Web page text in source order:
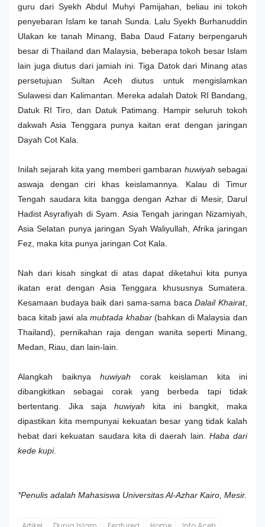
guru dari Syekh Abdul Muhyi Pamijahan, beliau ini tokoh
penyebaran Islam ke tanah Sunda. Lalu Syekh Burhanuddin
Ulakan ke tanah Minang, Baba Daud Fatany berpengaruh
besar di Thailand dan Malaysia, beberapa tokoh besar Islam
lain juga diutus dari jamiah ini. Tiga Datok dari Minang atas
persetujuan Sultan Aceh diutus untuk mengislamkan
Sulawesi dan Kalimantan. Mereka adalah Datok RI Bandang,
Datuk RI Tiro, dan Datuk Patimang. Hampir seluruh tokoh
dakwah Asia Tenggara punya kaitan erat dengan jaringan
Dayah Cot Kala.
Inilah sejarah kita yang memberi gambaran huwiyah sebagai
aswaja dengan ciri khas keislamannya. Kalau di Timur
Tengah saudara kita bangga dengan Azhar di Mesir, Darul
Hadist Asyrafiyah di Syam. Asia Tengah jaringan Nizamiyah,
Asia Selatan punya jaringan Syah Waliyullah, Afrika jaringan
Fez, maka kita punya jaringan Cot Kala.
Nah dari kisah singkat di atas dapat diketahui kita punya
ikatan erat dengan Asia Tenggara khususnya Sumatera.
Kesamaan budaya baik dari sama-sama bacaDalail Khairat,
baca kitab jawi alamubtada khabar(bahkan di Malaysia dan
Thailand), pernikahan raja dengan wanita seperti Minang,
Medan, Riau, dan lain-lain.
Alangkah baiknya huwiyah corak keislaman kita ini
dibangkitkan sebagai corak yang berbeda tapi tidak
bertentang. Jika saja huwiyah kita ini bangkit, maka
dipastikan kita mempunyai kekuatan besar yang tidak kalah
hebat dari kekuatan saudara kita di daerah lain. Haba dari
kede kupi.
*Penulis adalah Mahasiswa Universitas Al-Azhar Kairo, Mesir.